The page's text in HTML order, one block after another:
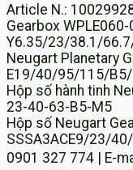
Article N.:
Gearbox
Y6.35/23/38.1/
Neugart Planetary
E19/40/95/115/
Hộp số hành tinh
23-40-63-B5-M5
Hộp số Neugart
SSSA3ACE9/23/
0901 327 774 | E-